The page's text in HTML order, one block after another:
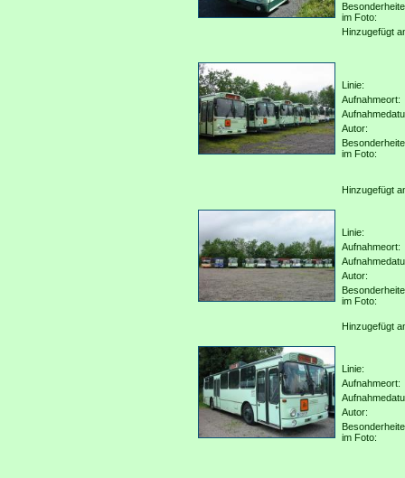
im Foto:
Hinzugefügt
Linie:
Aufnahmeort:
Autor:
im Foto:
Hinzugefügt
Linie:
Aufnahmeort:
Autor:
im Foto:
Hinzugefügt
Linie:
Aufnahmeort:
Autor:
im Foto: